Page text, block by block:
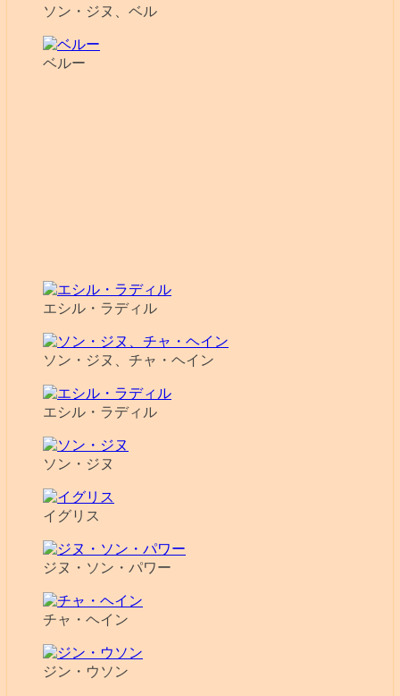
ソン・ジヌ、ベル
ベルー
エシル・ラディル
ソン・ジヌ、チャ・ヘイン
エシル・ラディル
ソン・ジヌ
イグリス
ジヌ・ソン・パワー
チャ・ヘイン
ジン・ウソン